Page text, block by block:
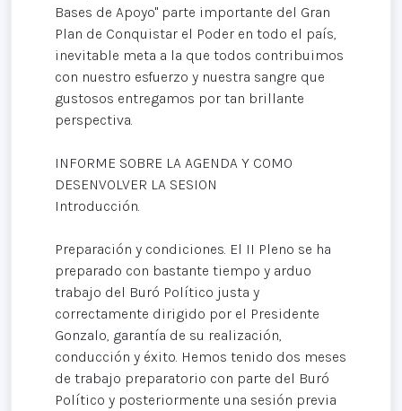
Bases de Apoyo" parte importante del Gran
Plan de Conquistar el Poder en todo el país,
inevitable meta a la que todos contribuimos
con nuestro esfuerzo y nuestra sangre que
gustosos entregamos por tan brillante
perspectiva.
INFORME SOBRE LA AGENDA Y COMO
DESENVOLVER LA SESION
Introducción.
Preparación y condiciones. El II Pleno se ha
preparado con bastante tiempo y arduo
trabajo del Buró Político justa y
correctamente dirigido por el Presidente
Gonzalo, garantía de su realización,
conducción y éxito. Hemos tenido dos meses
de trabajo preparatorio con parte del Buró
Político y posteriormente una sesión previa